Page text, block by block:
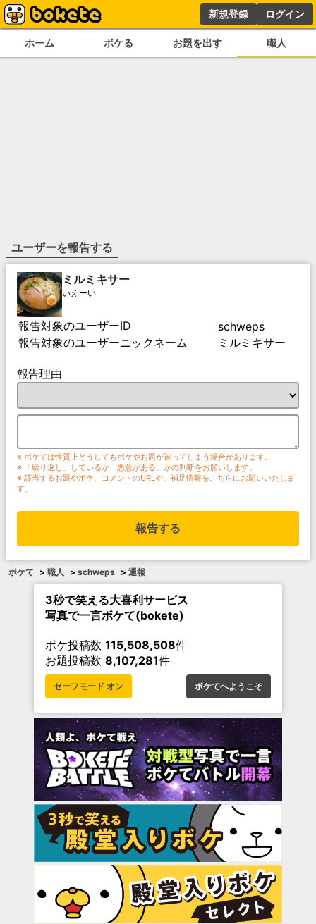
新規登録 ログイン
ホーム ボケる お題を出す 職人
ユーザーを報告する
ミルミキサー
いえーい
報告対象のユーザーID
schweps
報告対象のユーザーニックネーム
ミルミキサー
報告理由
※ ボケては性質上どうしてもボケやお題が被ってしまう場合があります。
※ 「繰り返し」しているか「悪意がある」かの判断をお願いします。
※ 該当するお題やボケ、コメントのURLや、補足情報をこちらにお願いいたしま
す。
報告する
ボケて > 職人 > schweps > 通報
3秒で笑える大喜利サービス
写真で一言ボケて(bokete)
ボケ投稿数 115,508,508件
お題投稿数 8,107,281件
セーフモード オン ボケてへようこそ